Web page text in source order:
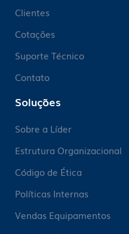
Clientes
Cotações
Suporte Técnico
Contato
Soluções
Sobre a Líder
Estrutura Organizacional
Código de Ética
Políticas Internas
Vendas Equipamentos